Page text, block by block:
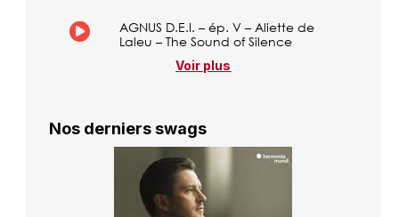
AGNUS D.E.I. – ép. V – Aliette de
Laleu – The Sound of Silence
Voir plus
Nos derniers swags